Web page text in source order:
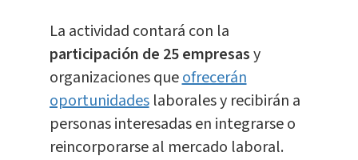
La actividad contará con la
participación de 25 empresasy
organizaciones queofrecerán
oportunidades laborales y recibirán a
personas interesadas en integrarse o
reincorporarse al mercado laboral.